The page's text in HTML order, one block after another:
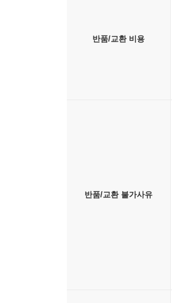
반품/교환 비용
반품/교환 불가사유